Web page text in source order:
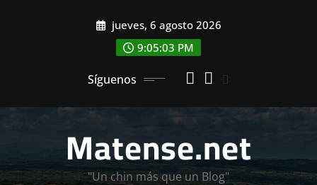
jueves, 6 agosto 2026
9:05:05 PM
Síguenos
Matense.net
"Un chin más que un Blog"